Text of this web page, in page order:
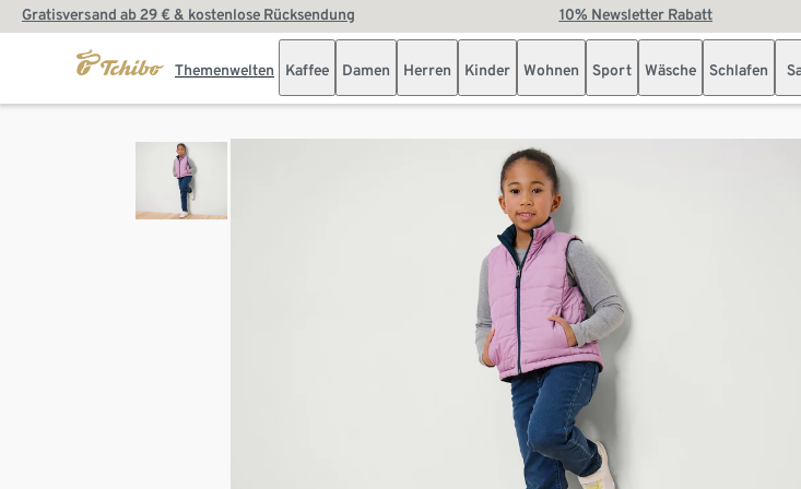
Gratisversand ab 29 € & kostenlose Rücksendung 10% Newsletter Rabatt
Themenwelten Kaffee Damen Herren Kinder Wohnen Sport Wäsche Schlafen